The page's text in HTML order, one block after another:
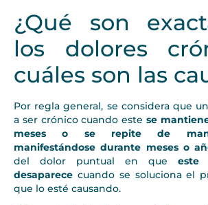
¿Qué son
los dolores
cuáles son las
Por regla general, se considera que
a ser crónico cuando este se
meses o se repite de
manifestándose durante meses o
del dolor puntual en que este
desaparece cuando se soluciona el
que lo esté causando.